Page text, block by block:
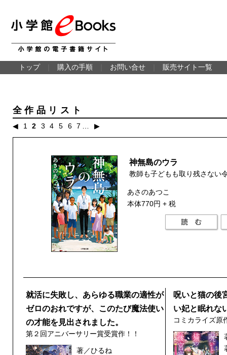
トップ 購入の手順 お問い合せ 販売サイト一覧
全作品リスト
◀ 1 2 3 4 5 6 7 ▶
神無島のウラ
教師も子どもも取り残さない
あさのあつこ
本体770円 + 税
就活に失敗し、あらゆる職業の適性が
ゼロのおれですが、このたび魔法使い
の才能を見出されました。
第２回アニバーサリー賞受賞作！！
著／ひるね
呪いと猫の
い妃と眠れな
コミカライズ原